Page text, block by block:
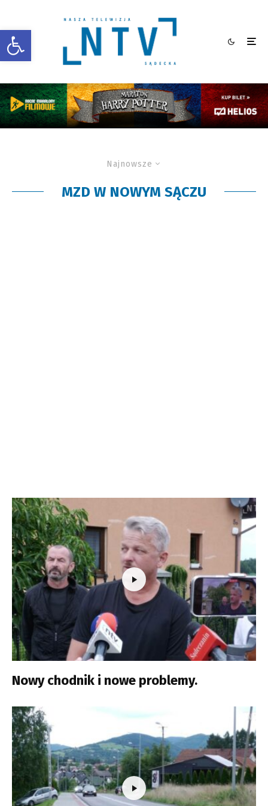
Otwórz pasek narzędzi
Najnowsze
MZD W NOWYM SĄCZU
Nowy chodnik i nowe problemy.